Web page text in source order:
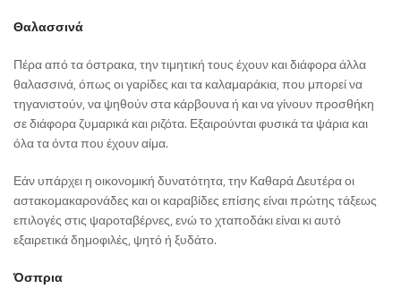
Θαλασσινά
Πέρα από τα όστρακα, την τιμητική τους έχουν και διάφορα άλλα
θαλασσινά, όπως οι γαρίδες και τα καλαμαράκια, που μπορεί να
τηγανιστούν, να ψηθούν στα κάρβουνα ή και να γίνουν προσθήκη
σε διάφορα ζυμαρικά και ριζότα. Εξαιρούνται φυσικά τα ψάρια και
όλα τα όντα που έχουν αίμα.
Εάν υπάρχει η οικονομική δυνατότητα, την Καθαρά Δευτέρα οι
αστακομακαρονάδες και οι καραβίδες επίσης είναι πρώτης τάξεως
επιλογές στις ψαροταβέρνες, ενώ το χταποδάκι είναι κι αυτό
εξαιρετικά δημοφιλές, ψητό ή ξυδάτο.
Όσπρια